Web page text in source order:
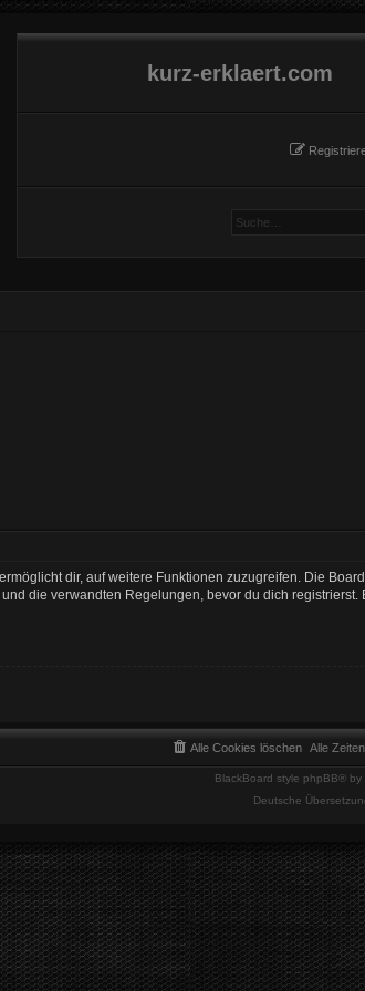
kurz-erklaert.com
dir, auf weitere Funktionen zuzugreifen. Die
die verwandten Regelungen, bevor du dich registrierst.
Alle
Alle Cookies löschen
BlackBoard style phpBB® by
Deutsche